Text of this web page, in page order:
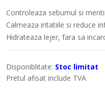
Controleaza sebumul si
Calmeaza iritatiile si reduce
Hidrateaza lejer, fara sa
Disponiblitate: Stoc limitat
Pretul afisat include TVA